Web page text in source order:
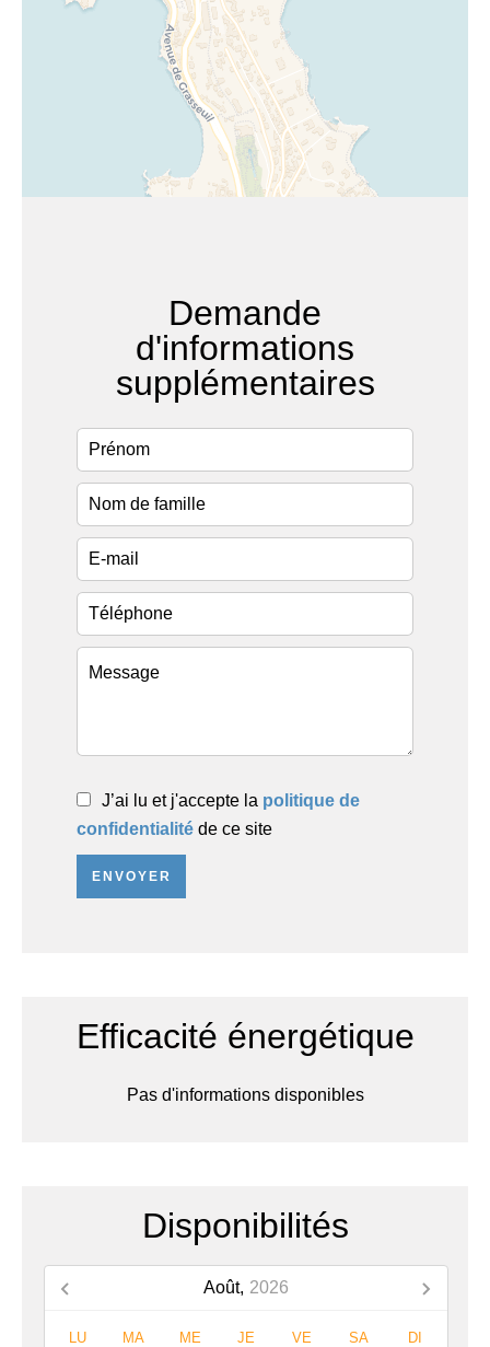
Demande
d'informations
supplémentaires
J’ai lu et j'accepte la politique de
confidentialité de ce site
ENVOYER
Efficacité énergétique
Pas d'informations disponibles
Disponibilités
Août, 2026
LU MA ME JE VE SA DI